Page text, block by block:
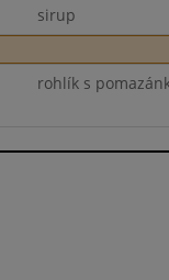
sirup
rohlík s